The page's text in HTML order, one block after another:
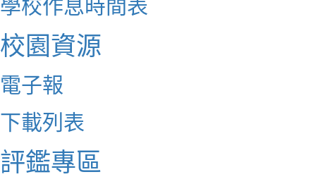
校園資源
電子報
下載列表
評鑑專區